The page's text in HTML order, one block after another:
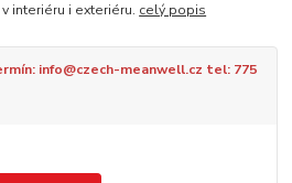
interiéru i exteriéru. celý popis
info@czech-meanwell.cz tel: 775